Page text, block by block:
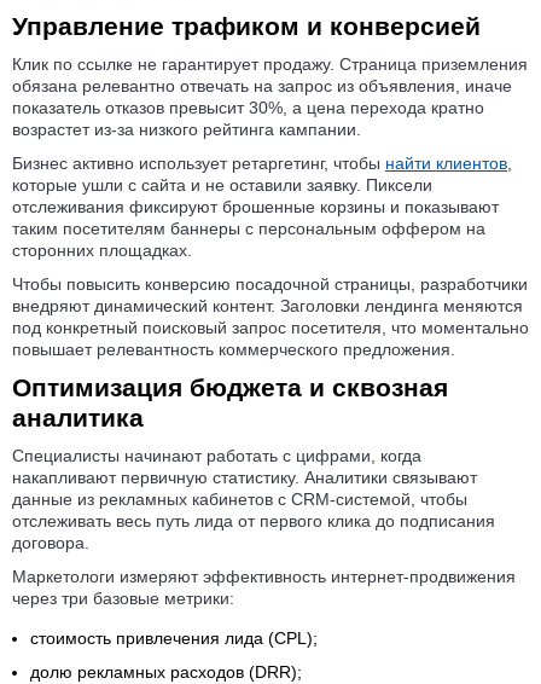
Управление трафиком и конверсией
Клик по ссылке не гарантирует продажу. Страница приземления
обязана релевантно отвечать на запрос из объявления, иначе
показатель отказов превысит 30%, а цена перехода кратно
возрастет из-за низкого рейтинга кампании.
Бизнес активно использует ретаргетинг, чтобы найти клиентов,
которые ушли с сайта и не оставили заявку. Пиксели
отслеживания фиксируют брошенные корзины и показывают
таким посетителям баннеры с персональным оффером на
сторонних площадках.
Чтобы повысить конверсию посадочной страницы, разработчики
внедряют динамический контент. Заголовки лендинга меняются
под конкретный поисковый запрос посетителя, что моментально
повышает релевантность коммерческого предложения.
Оптимизация бюджета и сквозная
аналитика
Специалисты начинают работать с цифрами, когда
накапливают первичную статистику. Аналитики связывают
данные из рекламных кабинетов с CRM-системой, чтобы
отслеживать весь путь лида от первого клика до подписания
договора.
Маркетологи измеряют эффективность интернет-продвижения
через три базовые метрики:
стоимость привлечения лида (CPL);
долю рекламных расходов (DRR);